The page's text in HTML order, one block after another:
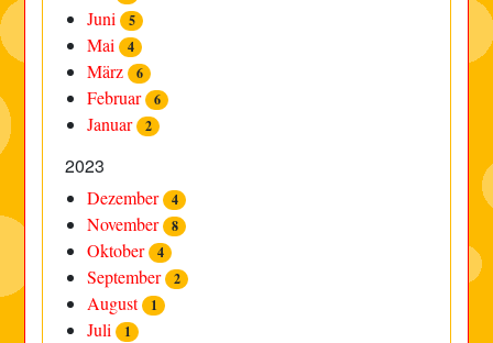
Juni 5
Mai 4
März 6
Februar 6
Januar 2
2023
Dezember 4
November 8
Oktober 4
September 2
August 1
Juli 1